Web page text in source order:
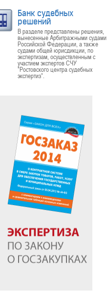
Банк судебных
решений
В разделе представлены решения,
вынесенные Арбитражными судами
Российской Федерации, а также
судами общей юрисдикции, по
экспертизам, осуществленным с
участием экспертов СЧУ
"Ростовского центра судебных
экспертиз".